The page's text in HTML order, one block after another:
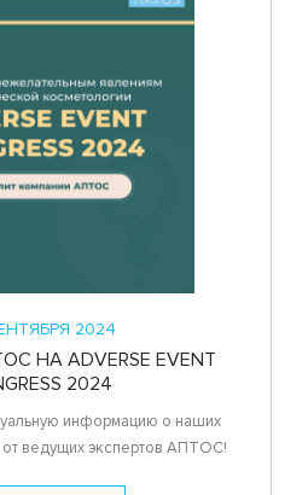
2024
НА ADVERSE EVENT
2024
информацию о наших
от ведущих экспертов АПТОС!